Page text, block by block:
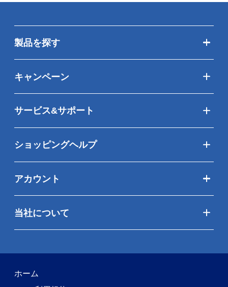
製品を探す
キャンペーン
サービス&サポート
ショッピングヘルプ
アカウント
当社について
ホーム